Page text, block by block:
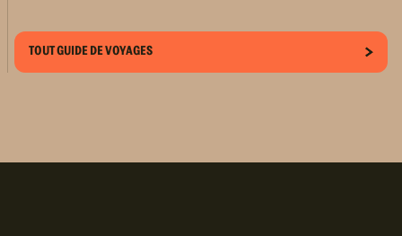
TOUT GUIDE DE VOYAGES